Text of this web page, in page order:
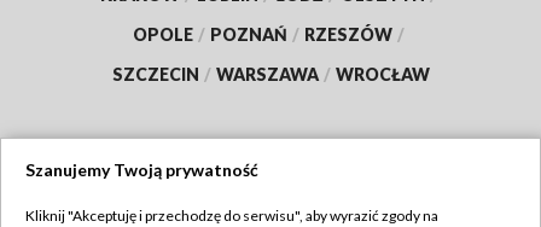
OPOLE / POZNAŃ / RZESZÓW /
SZCZECIN / WARSZAWA / WROCŁAW
Szanujemy Twoją prywatność
Kliknij "Akceptuję i przechodzę do serwisu", aby wyrazić zgody na